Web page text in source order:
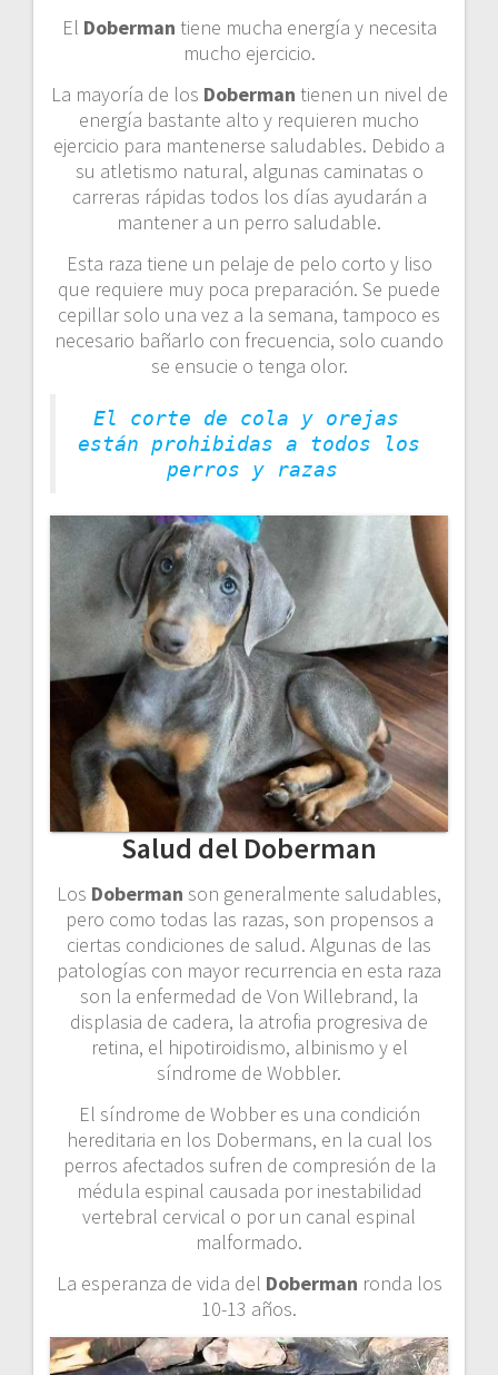
El Doberman tiene mucha energía y necesita
mucho ejercicio.
La mayoría de los Doberman tienen un nivel de
energía bastante alto y requieren mucho
ejercicio para mantenerse saludables. Debido a
su atletismo natural, algunas caminatas o
carreras rápidas todos los días ayudarán a
mantener a un perro saludable.
Esta raza tiene un pelaje de pelo corto y liso
que requiere muy poca preparación. Se puede
cepillar solo una vez a la semana, tampoco es
necesario bañarlo con frecuencia, solo cuando
se ensucie o tenga olor.
El corte de cola y orejas
están prohibidas a todos los
perros y razas
Salud del Doberman
Los Doberman son generalmente saludables,
pero como todas las razas, son propensos a
ciertas condiciones de salud. Algunas de las
patologías con mayor recurrencia en esta raza
son la enfermedad de Von Willebrand, la
displasia de cadera, la atrofia progresiva de
retina, el hipotiroidismo, albinismo y el
síndrome de Wobbler.
El síndrome de Wobber es una condición
hereditaria en los Dobermans, en la cual los
perros afectados sufren de compresión de la
médula espinal causada por inestabilidad
vertebral cervical o por un canal espinal
malformado.
La esperanza de vida del Doberman ronda los
10-13 años.